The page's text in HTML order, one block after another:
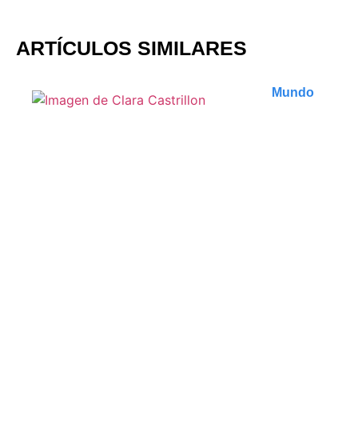
ARTÍCULOS SIMILARES
Mundo